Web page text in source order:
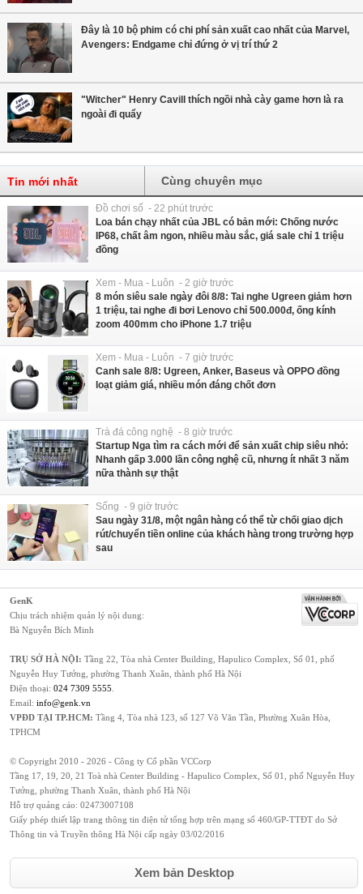
Đây là 10 bộ phim có chi phí sản xuất cao nhất của Marvel,
Avengers: Endgame chỉ đứng ở vị trí thứ 2
"Witcher" Henry Cavill thích ngồi nhà cày game hơn là ra
ngoài đi quẩy
Tin mới nhất Cùng chuyên mục
Đồ chơi số - 22 phút trước
Loa bán chạy nhất của JBL có bản mới: Chống nước
IP68, chất âm ngon, nhiều màu sắc, giá sale chỉ 1 triệu
đồng
Xem - Mua - Luôn - 2 giờ trước
8 món siêu sale ngày đôi 8/8: Tai nghe Ugreen giảm hơn
1 triệu, tai nghe đi bơi Lenovo chỉ 500.000đ, ống kính
zoom 400mm cho iPhone 1.7 triệu
Xem - Mua - Luôn - 7 giờ trước
Canh sale 8/8: Ugreen, Anker, Baseus và OPPO đồng
loạt giảm giá, nhiều món đáng chốt đơn
Trà đá công nghệ - 8 giờ trước
Startup Nga tìm ra cách mới để sản xuất chip siêu nhỏ:
Nhanh gấp 3.000 lần công nghệ cũ, nhưng ít nhất 3 năm
nữa thành sự thật
Sống - 9 giờ trước
Sau ngày 31/8, một ngân hàng có thể từ chối giao dịch
rút/chuyển tiền online của khách hàng trong trường hợp
sau
GenK
Chịu trách nhiệm quản lý nội dung:
Bà Nguyễn Bích Minh
TRỤ SỞ HÀ NỘI: Tầng 22, Tòa nhà Center Building, Hapulico Complex, Số 01, phố
Nguyễn Huy Tưởng, phường Thanh Xuân, thành phố Hà Nội
Điện thoại: 024 7309 5555
Email: info@genk.vn
VPĐD TẠI TP.HCM: Tầng 4, Tòa nhà 123, số 127 Võ Văn Tần, Phường Xuân Hòa,
TPHCM
© Copyright 2010 - 2026 - Công ty Cổ phần VCCorp
Tầng 17, 19, 20, 21 Toà nhà Center Building - Hapulico Complex, Số 01, phố Nguyễn Huy
Tưởng, phường Thanh Xuân, thành phố Hà Nội
Hỗ trợ quảng cáo: 02473007108
Giấy phép thiết lập trang thông tin điện tử tổng hợp trên mạng số 460/GP-TTĐT do Sở
Thông tin và Truyền thông Hà Nội cấp ngày 03/02/2016
Xem bản Desktop